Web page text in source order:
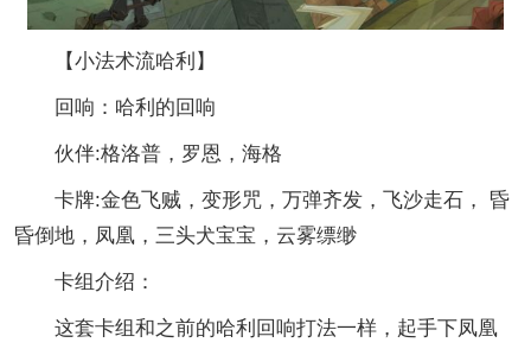
【小法术流哈利】
回响：哈利的回响
伙伴:格洛普，罗恩，海格
卡牌:金色飞贼，变形咒，万弹齐发，飞沙走石， 昏
昏倒地，凤凰，三头犬宝宝，云雾缥缈
卡组介绍：
这套卡组和之前的哈利回响打法一样，起手下凤凰